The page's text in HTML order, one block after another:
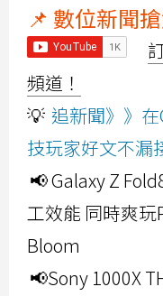
📌 數位新聞
頻道！
💡 追新聞》》
技玩家好文不漏
📢 Galaxy Z
工效能 同時爽
Bloom
📢Sony 1000X